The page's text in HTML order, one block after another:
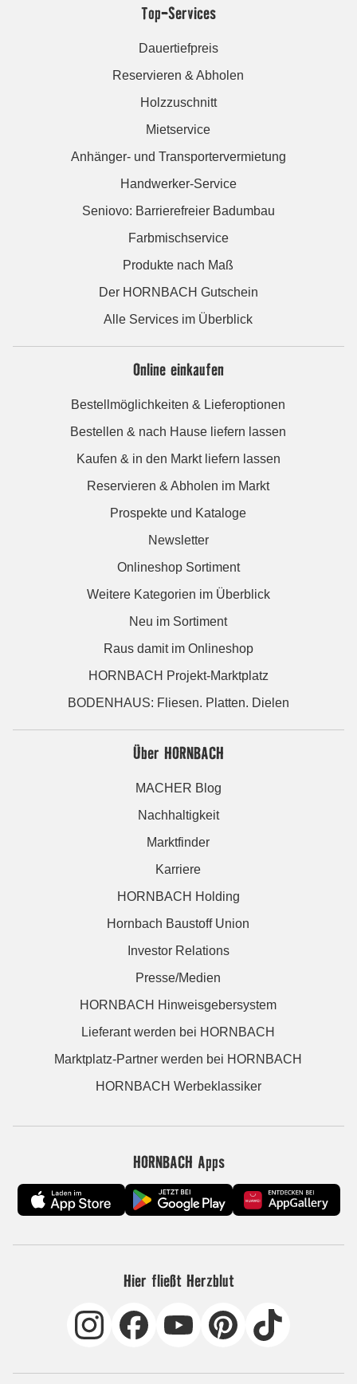
Top-Services
Dauertiefpreis
Reservieren & Abholen
Holzzuschnitt
Mietservice
Anhänger- und Transportervermietung
Handwerker-Service
Seniovo: Barrierefreier Badumbau
Farbmischservice
Produkte nach Maß
Der HORNBACH Gutschein
Alle Services im Überblick
Online einkaufen
Bestellmöglichkeiten & Lieferoptionen
Bestellen & nach Hause liefern lassen
Kaufen & in den Markt liefern lassen
Reservieren & Abholen im Markt
Prospekte und Kataloge
Newsletter
Onlineshop Sortiment
Weitere Kategorien im Überblick
Neu im Sortiment
Raus damit im Onlineshop
HORNBACH Projekt-Marktplatz
BODENHAUS: Fliesen. Platten. Dielen
Über HORNBACH
MACHER Blog
Nachhaltigkeit
Marktfinder
Karriere
HORNBACH Holding
Hornbach Baustoff Union
Investor Relations
Presse/Medien
HORNBACH Hinweisgebersystem
Lieferant werden bei HORNBACH
Marktplatz-Partner werden bei HORNBACH
HORNBACH Werbeklassiker
HORNBACH Apps
Hier fließt Herzblut